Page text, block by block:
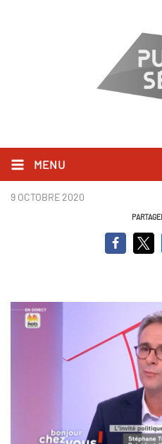
MENU
stéphane
9 OCTOBRE 2020